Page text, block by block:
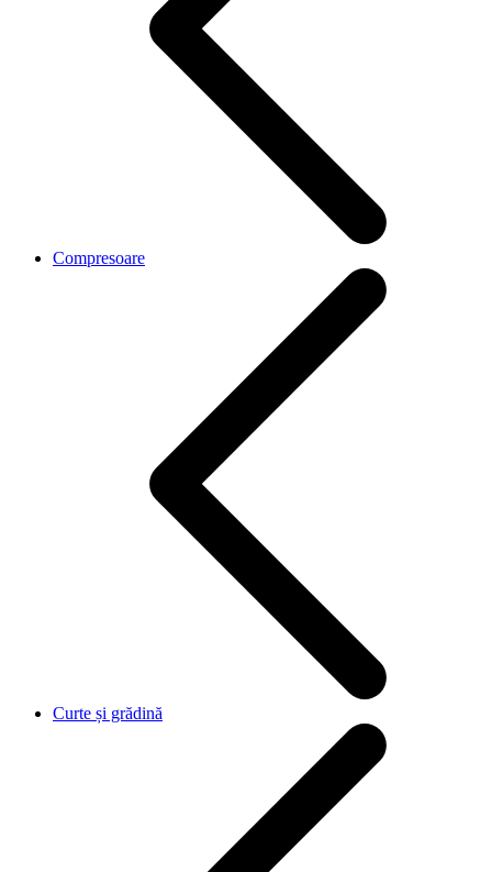
Compresoare
Curte și grădină